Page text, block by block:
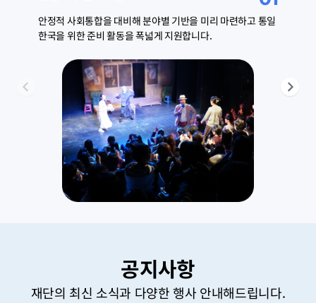
안정적 사회통합을 대비해 분야별 기반을 미리 마련하고 통일
한국을 위한 준비 활동을 폭넓게 지원합니다.
공지사항
재단의 최신 소식과 다양한 행사 안내해드립니다.